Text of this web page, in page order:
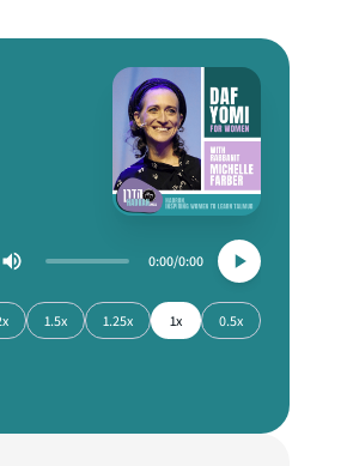
0:00
0:00
0.5x
1x
1.25x
1.5x
2x